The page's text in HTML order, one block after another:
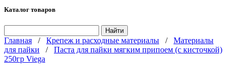
Каталог товаров
Главная / Крепеж и расходные материалы / Материалы
для пайки / Паста для пайки мягким припоем (с кисточкой)
250гр Viega